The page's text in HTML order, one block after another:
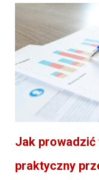
Jak prowadzić
praktyczny